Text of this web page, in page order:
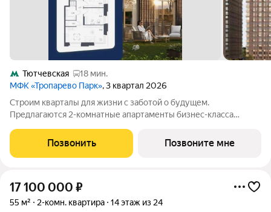
Тютчевская
18 мин.
МФК «Тропарево Парк», 3 квартал 2026
Строим кварталы для жизни с заботой о будущем.
Предлагаются 2-комнатные апартаменты бизнес-класса
этаже, в жилом комплексе "Тропарево Парк".Проект строится
полностью с отделкой, которая
Позвонить Позвоните мне
17 100 000 ₽
55 м² 2-комн. квартира 14 этаж из 24